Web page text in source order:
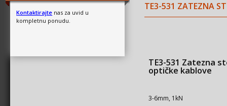
Kontaktirajte nas za uvid u
kompletnu ponudu.
TE3-531 ZATEZNA
TE3-531 Zatezna
optičke kablove
3-6mm, 1kN